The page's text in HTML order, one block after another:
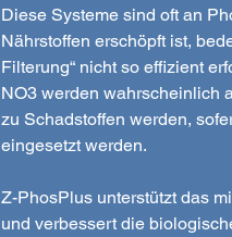
Diese Systeme sind oft an
Nährstoffen erschöpft ist,
Filterung“ nicht so effizient
NO3 werden wahrscheinlich
zu Schadstoffen werden,
eingesetzt werden.
Z-PhosPlus unterstützt das
und verbessert die